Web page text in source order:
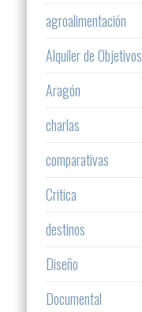
agroalimentación
Alquiler de Objetivos
Aragón
charlas
comparativas
Critica
destinos
Diseño
Documental